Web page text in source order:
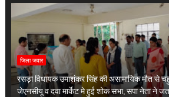
जिला जवार
रसड़ा विधायक उमाशंकर सिंह की असामायिक मौत से
जेएनसीयू व दवा मार्केट मे हुई शोक सभा, सपा नेता ने